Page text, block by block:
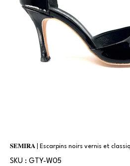
𝐒𝐄𝐌𝐈𝐑𝐀 | Escarpins noirs vernis et
SKU :
SKU
GTY-
GTY-W05